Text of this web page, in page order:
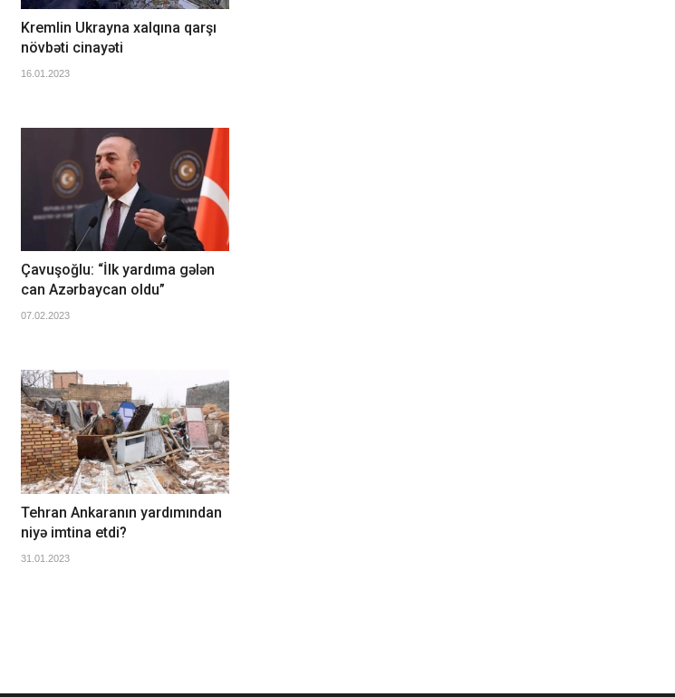
Kremlin Ukrayna xalqına qarşı
növbəti cinayəti
16.01.2023
Çavuşoğlu: “İlk yardıma gələn
can Azərbaycan oldu”
07.02.2023
Tehran Ankaranın yardımından
niyə imtina etdi?
31.01.2023